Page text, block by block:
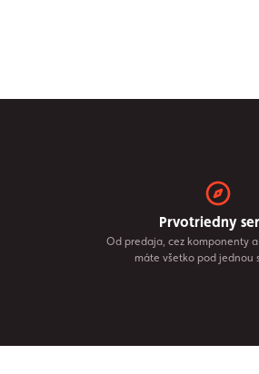
Prvotriedny
Od predaja, cez komponenty
máte všetko pod jednou